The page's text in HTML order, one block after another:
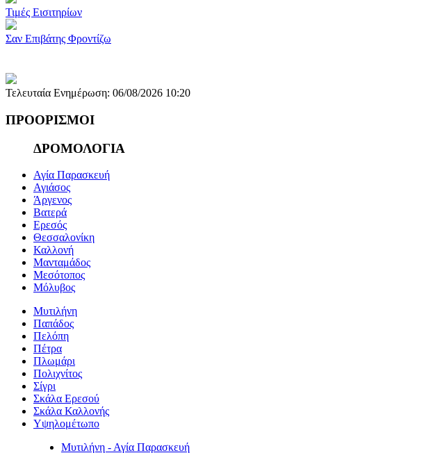
Τιμές Εισιτηρίων
Σαν Επιβάτης Φροντίζω
Τελευταία Ενημέρωση: 06/08/2026 10:20
ΠΡΟΟΡΙΣΜΟΙ
ΔΡΟΜΟΛΟΓΙΑ
Αγία Παρασκευή
Αγιάσος
Άργενος
Βατερά
Ερεσός
Θεσσαλονίκη
Καλλονή
Μανταμάδος
Μεσότοπος
Μόλυβος
Μυτιλήνη
Παπάδος
Πελόπη
Πέτρα
Πλωμάρι
Πολιχνίτος
Σίγρι
Σκάλα Ερεσού
Σκάλα Καλλονής
Υψηλομέτωπο
Μυτιλήνη - Αγία Παρασκευή